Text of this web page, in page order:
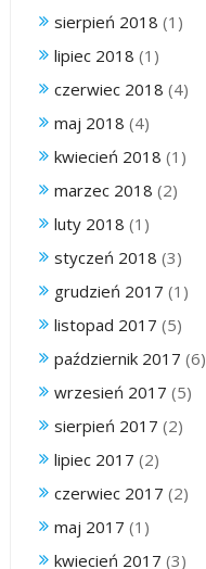
sierpień 2018 (1)
lipiec 2018 (1)
czerwiec 2018 (4)
maj 2018 (4)
kwiecień 2018 (1)
marzec 2018 (2)
luty 2018 (1)
styczeń 2018 (3)
grudzień 2017 (1)
listopad 2017 (5)
październik 2017 (6)
wrzesień 2017 (5)
sierpień 2017 (2)
lipiec 2017 (2)
czerwiec 2017 (2)
maj 2017 (1)
kwiecień 2017 (3)